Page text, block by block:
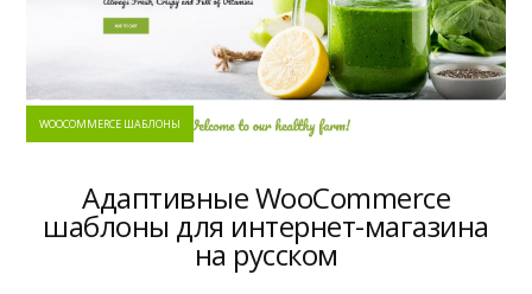
WOOCOMMERCE ШАБЛОНЫ
Адаптивные WooCommerce
шаблоны для интернет-магазина
на русском